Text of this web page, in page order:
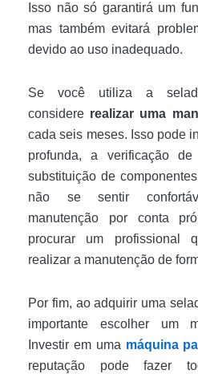
Isso não só garantirá um
mas também evitará
devido ao uso inadequado.
Se você utiliza a
considere realizar uma
cada seis meses. Isso pode
profunda, a verificação
substituição de
não se sentir
manutenção por conta
procurar um profissional
realizar a manutenção de
Por fim, ao adquirir uma
importante escolher um
Investir em uma máquina
reputação pode fazer